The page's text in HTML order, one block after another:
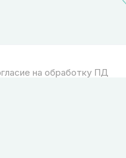
на обработку ПД